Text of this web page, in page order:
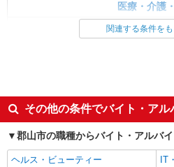
医療・介護
ボーナス・賞与あり
車
交通費支給
社
産休・育休取得実績あり
関連する条件を
その他の条件でバイト・ア
郡山市の職種からバイト・アルバ
ヘルス・ビューティー
IT